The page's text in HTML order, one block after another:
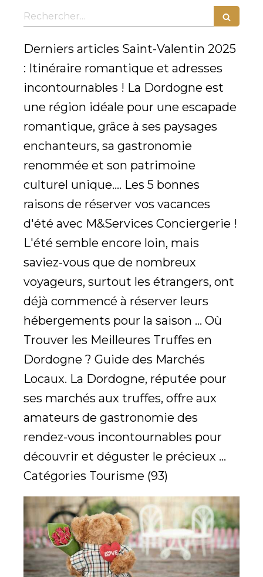
Rechercher
Derniers articles Saint-Valentin 2025
: Itinéraire romantique et adresses
incontournables ! La Dordogne est
une région idéale pour une escapade
romantique, grâce à ses paysages
enchanteurs, sa gastronomie
renommée et son patrimoine
culturel unique.... Les 5 bonnes
raisons de réserver vos vacances
d'été avec M&Services Conciergerie !
L'été semble encore loin, mais
saviez-vous que de nombreux
voyageurs, surtout les étrangers, ont
déjà commencé à réserver leurs
hébergements pour la saison ... Où
Trouver les Meilleures Truffes en
Dordogne ? Guide des Marchés
Locaux. La Dordogne, réputée pour
ses marchés aux truffes, offre aux
amateurs de gastronomie des
rendez-vous incontournables pour
découvrir et déguster le précieux ...
Catégories Tourisme (93)